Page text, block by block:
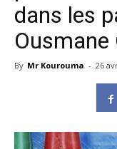
dans les
Ousmane
By Mr Kourouma - 26